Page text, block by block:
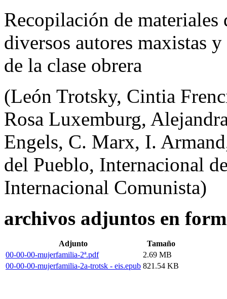
Recopilación de
diversos autores maxistas
de la clase obrera
(León Trotsky, Cintia
Rosa Luxemburg,
Engels, C. Marx, I.
del Pueblo, Internacional
Internacional Comunista)
archivos adjuntos en
Adjunto
Tamaño
00-00-00-mujerfamilia-2ª.pdf
2.69 MB
00-00-00-mujerfamilia-2a-trotsk - eis.epub 821.54 KB